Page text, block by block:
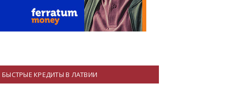
БЫСТРЫЕ КРЕДИТЫ В ЛАТВИИ